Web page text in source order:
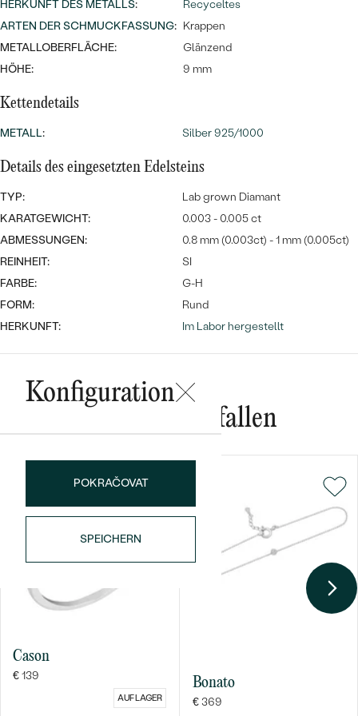
Wave Kollektion
ANSEHEN
NACH DER FARBE
NACH DER FORM
DIAMANTEN
Bestseller
Ohrrinnge
Personalisierte
Halsketten
Meistverkaufte
HERKUNFT DES METALLS:
Recyceltes
ARTEN DER SCHMUCKFASSUNG: Krappen
METALLOBERFLÄCHE:
Glänzend
HÖHE:
9 mm
Kettendetails
METALL: Silber 925/1000
Details des eingesetzten Edelsteins
TYP:
Lab grown Diamant
KARATGEWICHT:
0.003 - 0.005 ct
ABMESSUNGEN:
0.8 mm (0.003ct) - 1 mm (0.005ct)
REINHEIT:
SI
FARBE:
G-H
FORM:
Rund
HERKUNFT:
Im Labor hergestellt
Konfiguration
POKRAČOVAT
SPEICHERN
Das könnte Ihnen gefallen
Cason
€ 139
AUF LAGER
Bonato
€ 369